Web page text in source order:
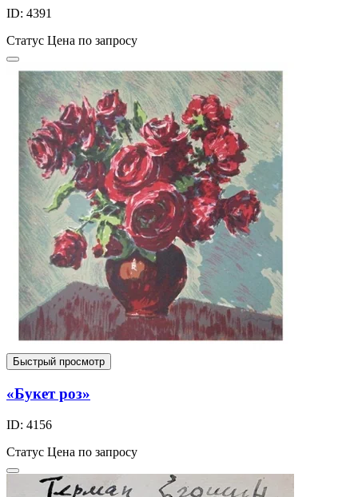
ID: 4391
Статус Цена по запросу
Быстрый просмотр
«Букет роз»
ID: 4156
Статус Цена по запросу